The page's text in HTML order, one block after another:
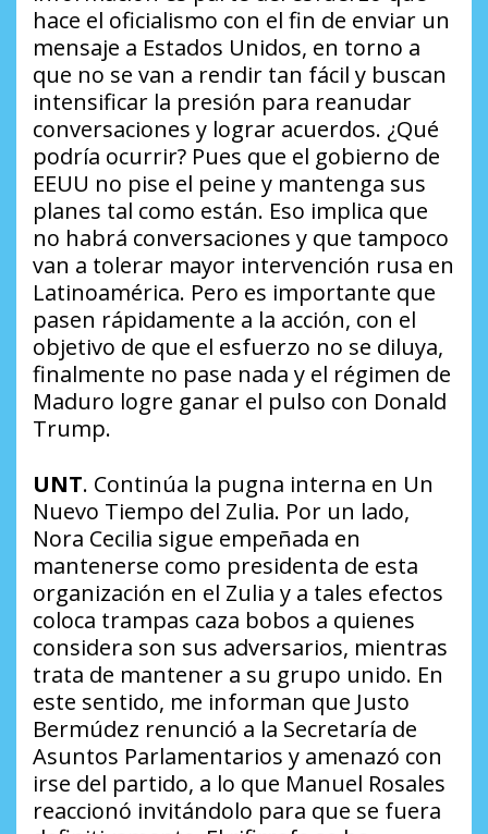
hace el oficialismo con el fin de enviar un
mensaje a Estados Unidos, en torno a
que no se van a rendir tan fácil y buscan
intensificar la presión para reanudar
conversaciones y lograr acuerdos. ¿Qué
podría ocurrir? Pues que el gobierno de
EEUU no pise el peine y mantenga sus
planes tal como están. Eso implica que
no habrá conversaciones y que tampoco
van a tolerar mayor intervención rusa en
Latinoamérica. Pero es importante que
pasen rápidamente a la acción, con el
objetivo de que el esfuerzo no se diluya,
finalmente no pase nada y el régimen de
Maduro logre ganar el pulso con Donald
Trump.
UNT. Continúa la pugna interna en Un
Nuevo Tiempo del Zulia. Por un lado,
Nora Cecilia sigue empeñada en
mantenerse como presidenta de esta
organización en el Zulia y a tales efectos
coloca trampas caza bobos a quienes
considera son sus adversarios, mientras
trata de mantener a su grupo unido. En
este sentido, me informan que Justo
Bermúdez renunció a la Secretaría de
Asuntos Parlamentarios y amenazó con
irse del partido, a lo que Manuel Rosales
reaccionó invitándolo para que se fuera